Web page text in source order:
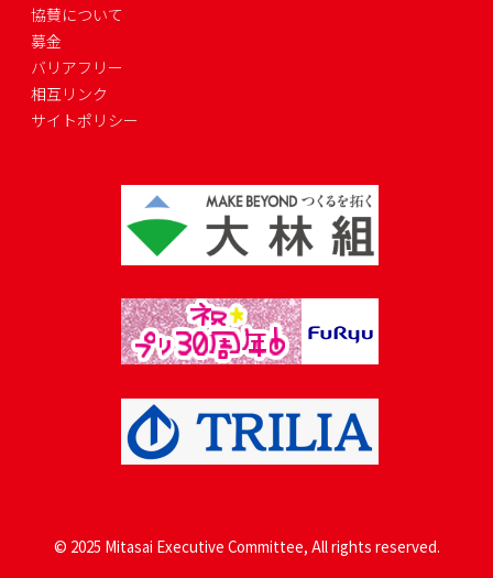
協賛について
募金
バリアフリー
相互リンク
サイトポリシー
© 2025 Mitasai Executive Committee, All rights reserved.